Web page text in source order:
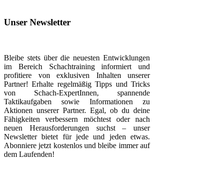
Unser Newsletter
Bleibe stets über die neuesten Entwicklungen
im Bereich Schachtraining informiert und
profitiere von exklusiven Inhalten unserer
Partner! Erhalte regelmäßig Tipps und Tricks
von Schach-ExpertInnen, spannende
Taktikaufgaben sowie Informationen zu
Aktionen unserer Partner. Egal, ob du deine
Fähigkeiten verbessern möchtest oder nach
neuen Herausforderungen suchst – unser
Newsletter bietet für jede und jeden etwas.
Abonniere jetzt kostenlos und bleibe immer auf
dem Laufenden!